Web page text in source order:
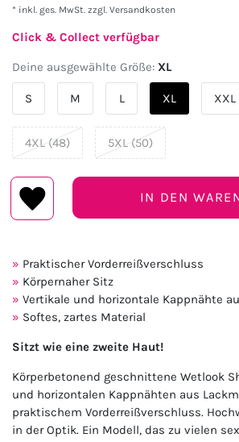
* inkl. ges. MwSt. zzgl. Versandkosten
Click & Collect verfügbar
Deine ausgewählte Größe: XL
S M L XL XXL
4XL (48) 5XL (50)
IN DEN
Praktischer Vorderreißverschluss
Körpernaher Sitz
Vertikale und horizontale Kappnähte
Softes, zartes Material
Sitzt wie eine zweite Haut!
Körperbetonend geschnittene Wetlook
und horizontalen Kappnähten aus
praktischem Vorderreißverschluss.
in der Optik. Ein Modell, das zu vielen